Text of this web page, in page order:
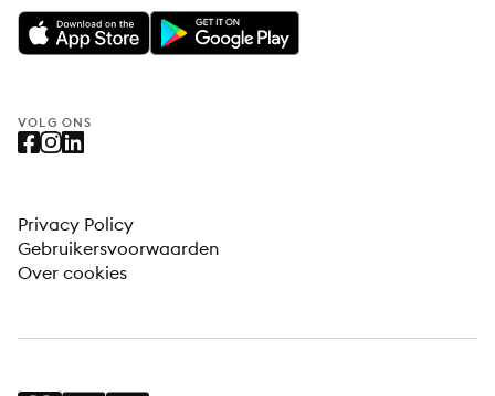
VOLG ONS
Privacy Policy
Gebruikersvoorwaarden
Over cookies